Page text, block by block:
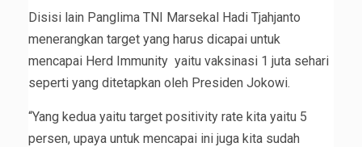
Disisi lain Panglima TNI Marsekal Hadi Tjahjanto
menerangkan target yang harus dicapai untuk
mencapai Herd Immunity yaitu vaksinasi 1 juta sehari
seperti yang ditetapkan oleh Presiden Jokowi.
“Yang kedua yaitu target positivity rate kita yaitu 5
persen, upaya untuk mencapai ini juga kita sudah